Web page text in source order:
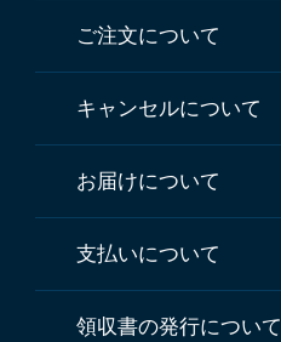
ご注文について
キャンセルについて
お届けについて
支払いについて
領収書の発行について